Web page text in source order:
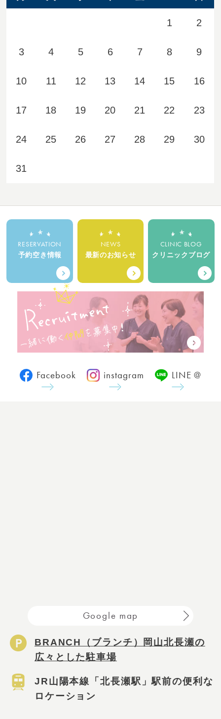
1 2
3 4 5 6 7 8 9
10 11 12 13 14 15 16
17 18 19 20 21 22 23
24 25 26 27 28 29 30
31
RESERVATION
予約空き情報
NEWS
最新のお知らせ
CLINIC BLOG
クリニックブログ
Facebook instagram LINE @
Google map
BRANCH（ブランチ）岡山北長瀬の
広々とした駐車場
JR山陽本線「北長瀬駅」駅前の便利な
ロケーション